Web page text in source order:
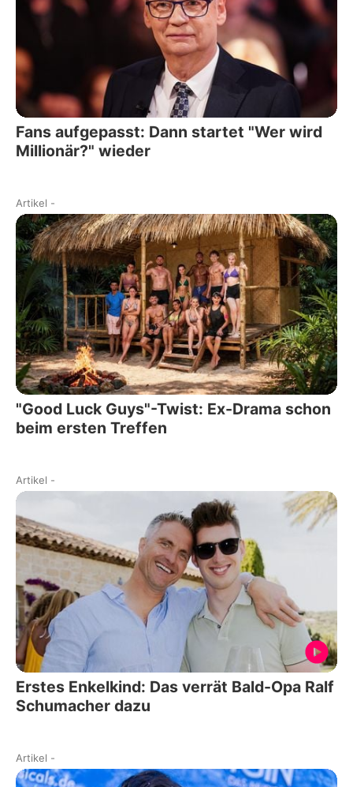
Fans aufgepasst: Dann startet "Wer wird
Millionär?" wieder
Artikel -
"Good Luck Guys"-Twist: Ex-Drama schon
beim ersten Treffen
Artikel -
Erstes Enkelkind: Das verrät Bald-Opa Ralf
Schumacher dazu
Artikel -